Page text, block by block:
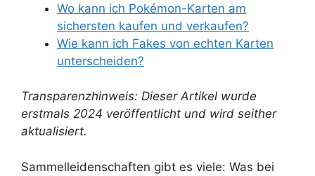
Wo kann ich Pokémon-Karten am
sichersten kaufen und verkaufen?
Wie kann ich Fakes von echten Karten
unterscheiden?
Transparenzhinweis: Dieser Artikel wurde
erstmals 2024 veröffentlicht und wird seither
aktualisiert.
Sammelleidenschaften gibt es viele: Was bei